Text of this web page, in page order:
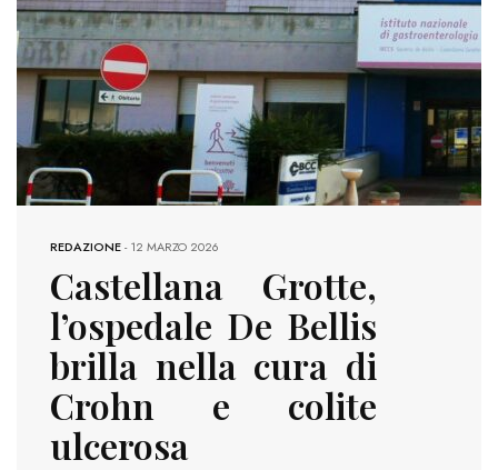
REDAZIONE-12 MARZO 2026
Castellana Grotte,
l’ospedale De Bellis
brilla nella cura di
Crohn e colite
ulcerosa